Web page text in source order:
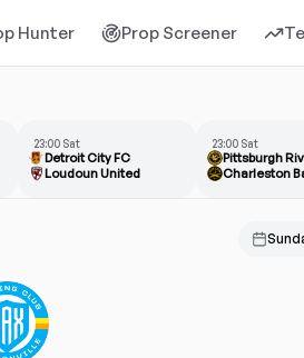
Hunter Prop Screener
23:00 Sat
Detroit City FC
Loudoun United
23:00 Sat
Pittsburgh
Charleston